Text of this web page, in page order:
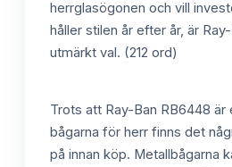
herrglasögonen och vill
håller stilen år efter år, är
utmärkt val. (212 ord)
Trots att Ray-Ban RB6448 är
bågarna för herr finns det
på innan köp. Metallbågarna